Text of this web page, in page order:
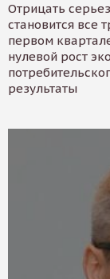
Отрицать
становится все
первом
нулевой рост
результаты